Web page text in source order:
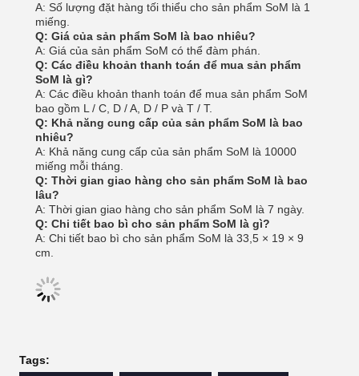
A: Số lượng đặt hàng tối thiểu cho sản phẩm SoM là 1
miếng.
Q: Giá của sản phẩm SoM là bao nhiêu?
A: Giá của sản phẩm SoM có thể đàm phán.
Q: Các điều khoản thanh toán để mua sản phẩm
SoM là gì?
A: Các điều khoản thanh toán để mua sản phẩm SoM
bao gồm L / C, D / A, D / P và T / T.
Q: Khả năng cung cấp của sản phẩm SoM là bao
nhiêu?
A: Khả năng cung cấp của sản phẩm SoM là 10000
miếng mỗi tháng.
Q: Thời gian giao hàng cho sản phẩm SoM là bao
lâu?
A: Thời gian giao hàng cho sản phẩm SoM là 7 ngày.
Q: Chi tiết bao bì cho sản phẩm SoM là gì?
A: Chi tiết bao bì cho sản phẩm SoM là 33,5 × 19 × 9
cm.
Tags: